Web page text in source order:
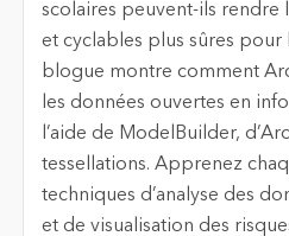
scolaires peuvent-ils rendre
et cyclables plus sûres pour
blogue montre comment
les données ouvertes en
l’aide de ModelBuilder,
tessellations. Apprenez
techniques d’analyse des
et de visualisation des